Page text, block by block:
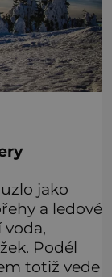
jako
a ledové
voda,
Podél
totiž vede